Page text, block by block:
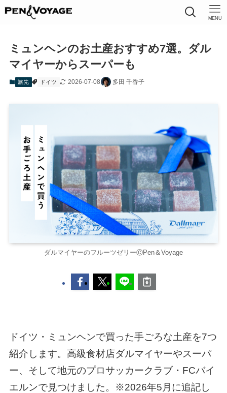
MENU
ミュンヘンのお土産おすすめ7選。ダル
マイヤーからスーパーも
旅先 ドイツ 2026-07-08 多田 千香子
ダルマイヤーのフルーツゼリーⒸPen＆Voyage
ドイツ・ミュンヘンで買った手ごろな土産を7つ
紹介します。高級食材店ダルマイヤーやスーパ
ー、そして地元のプロサッカークラブ・FCバイ
エルンで見つけました。※2026年5月に追記し